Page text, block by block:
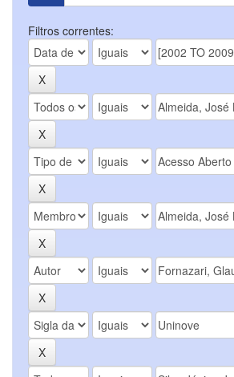
Filtros correntes: